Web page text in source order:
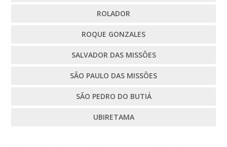
ROLADOR
ROQUE GONZALES
SALVADOR DAS MISSÕES
SÃO PAULO DAS MISSÕES
SÃO PEDRO DO BUTIÁ
UBIRETAMA